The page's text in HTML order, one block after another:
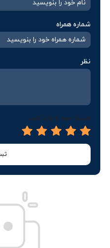
شماره همراه
نظر
امتیاز خود را وارد کنید